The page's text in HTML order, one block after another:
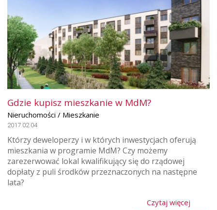
Gdzie kupisz mieszkanie w MdM?
Nieruchomości / Mieszkanie
2017.02.04
Którzy deweloperzy i w których inwestycjach oferują
mieszkania w programie MdM? Czy możemy
zarezerwować lokal kwalifikujący się do rządowej
dopłaty z puli środków przeznaczonych na następne
lata?
Czytaj więcej